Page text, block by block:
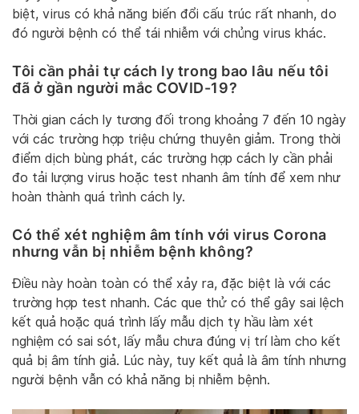
biệt, virus có khả năng biến đổi cấu trúc rất nhanh, do
đó người bệnh có thể tái nhiễm với chủng virus khác.
Tôi cần phải tự cách ly trong bao lâu nếu tôi
đã ở gần người mắc COVID-19?
Thời gian cách ly tương đối trong khoảng 7 đến 10 ngày
với các trường hợp triệu chứng thuyên giảm. Trong thời
điểm dịch bùng phát, các trường hợp cách ly cần phải
đo tải lượng virus hoặc test nhanh âm tính để xem như
hoàn thành quá trình cách ly.
Có thể xét nghiệm âm tính với virus Corona
nhưng vẫn bị nhiễm bệnh không?
Điều này hoàn toàn có thể xảy ra, đặc biệt là với các
trường hợp test nhanh. Các que thử có thể gây sai lệch
kết quả hoặc quá trình lấy mẫu dịch tỵ hầu làm xét
nghiệm có sai sót, lấy mẫu chưa đúng vị trí làm cho kết
quả bị âm tính giả. Lúc này, tuy kết quả là âm tính nhưng
người bệnh vẫn có khả năng bị nhiễm bệnh.